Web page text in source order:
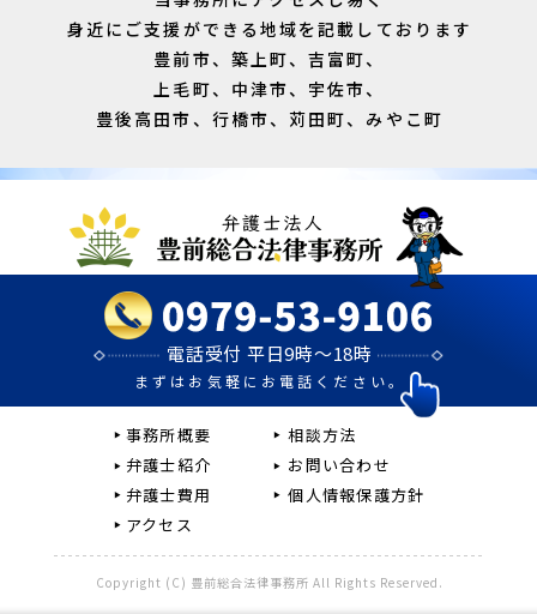
身近にご支援ができる地域を記載しております
豊前市、築上町、吉富町、
上毛町、中津市、宇佐市、
豊後高田市、行橋市、苅田町、みやこ町
電話受付 平日9時～18時
まずはお気軽にお電話ください。
Copyright (C) 豊前総合法律事務所 All Rights Reserved.
相談方法
お問い合わせ
個人情報保護方針
事務所概要
弁護士紹介
弁護士費用
アクセス